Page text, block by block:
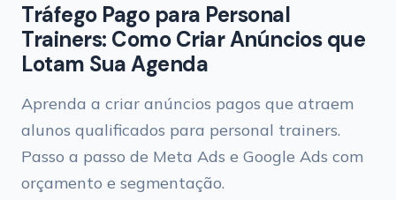
Tráfego Pago para Personal
Trainers: Como Criar Anúncios que
Lotam Sua Agenda
Aprenda a criar anúncios pagos que atraem
alunos qualificados para personal trainers.
Passo a passo de Meta Ads e Google Ads com
orçamento e segmentação.